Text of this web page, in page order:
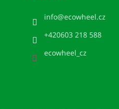
info@ecowheel.cz
+420603 218 588
ecowheel_cz